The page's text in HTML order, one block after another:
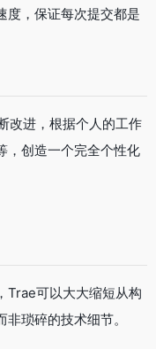
度，保证每次提交都是
改进，根据个人的工作
，创造一个完全个性化
Trae可以大大缩短从构
琐碎的技术细节。